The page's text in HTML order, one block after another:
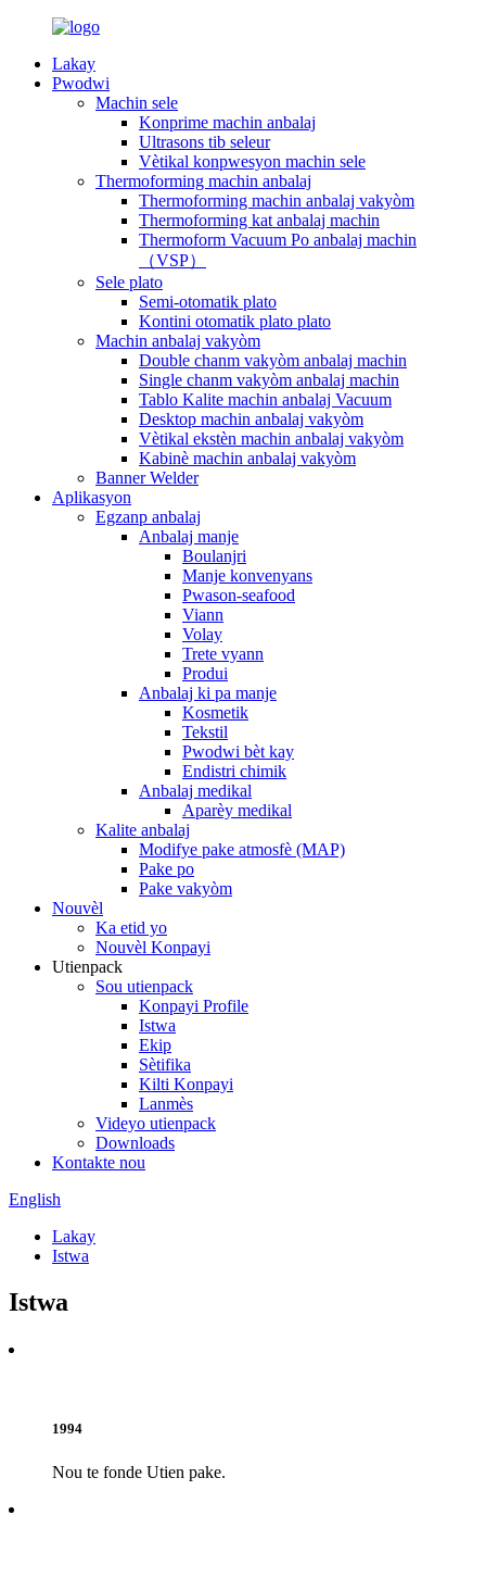
Lakay
Pwodwi
Machin sele
Konprime machin anbalaj
Ultrasons tib seleur
Vètikal konpwesyon machin sele
Thermoforming machin anbalaj
Thermoforming machin anbalaj vakyòm
Thermoforming kat anbalaj machin
Thermoform Vacuum Po anbalaj machin
（VSP）
Sele plato
Semi-otomatik plato
Kontini otomatik plato plato
Machin anbalaj vakyòm
Double chanm vakyòm anbalaj machin
Single chanm vakyòm anbalaj machin
Tablo Kalite machin anbalaj Vacuum
Desktop machin anbalaj vakyòm
Vètikal ekstèn machin anbalaj vakyòm
Kabinè machin anbalaj vakyòm
Banner Welder
Aplikasyon
Egzanp anbalaj
Anbalaj manje
Boulanjri
Manje konvenyans
Pwason-seafood
Viann
Volay
Trete vyann
Produi
Anbalaj ki pa manje
Kosmetik
Tekstil
Pwodwi bèt kay
Endistri chimik
Anbalaj medikal
Aparèy medikal
Kalite anbalaj
Modifye pake atmosfè (MAP)
Pake po
Pake vakyòm
Nouvèl
Ka etid yo
Nouvèl Konpayi
Utienpack
Sou utienpack
Konpayi Profile
Istwa
Ekip
Sètifika
Kilti Konpayi
Lanmès
Videyo utienpack
Downloads
Kontakte nou
English
Lakay
Istwa
Istwa
1994
Nou te fonde Utien pake.